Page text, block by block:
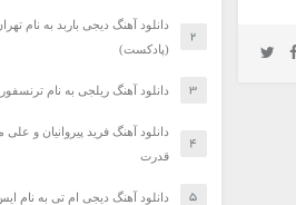
(پادکست)
دانلود آهنگ ریلجی به نام ترنسفورم 160
دانلود آهنگ فرید پیروانیان و علی
قدرت
دانلود آهنگ دیجی ام تی به نام